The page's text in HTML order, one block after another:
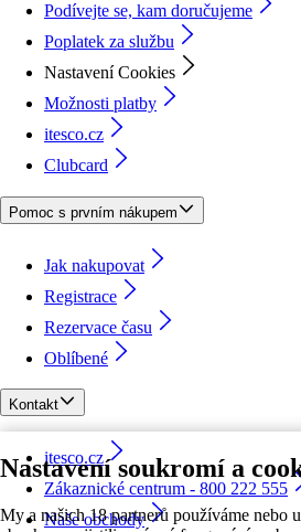
Nastavení soukromí a
My a našich 18 partnerů používáme nebo
Podívejte se, kam doručujeme
Poplatek za službu
Nastavení Cookies
Možnosti platby
itesco.cz
Clubcard
Pomoc s prvním nákupem
Jak nakupovat
Registrace
Rezervace času
Oblíbené
Kontakt
itesco.cz
Zákaznické centrum - 800 222 555
Naše obchody